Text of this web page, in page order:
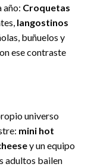
año: Croquetas
langostinos
buñuelos y
ese contraste
universo
mini hot
y un equipo
adultos bailen